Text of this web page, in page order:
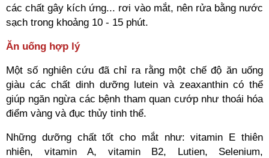
các chất gây kích ứng... rơi vào mắt, nên rửa bằng nước
sạch trong khoảng 10 - 15 phút.
Ăn uống hợp lý
Một số nghiên cứu đã chỉ ra rằng một chế độ ăn uống
giàu các chất dinh dưỡng lutein và zeaxanthin có thể
giúp ngăn ngừa các bệnh tham quan cướp như thoái hóa
điểm vàng và đục thủy tinh thể.
Những dưỡng chất tốt cho mắt như: vitamin E thiên
nhiên, vitamin A, vitamin B2, Lutien, Selenium,